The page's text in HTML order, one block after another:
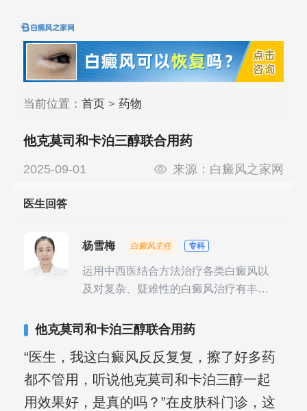
当前位置： 首页> 药物
他克莫司和卡泊三醇联合用药
2025-09-01 来源： 白癜风之家网
医生回答
杨雪梅 白癜风主任 专科
运用中西医结合方法治疗各类白癜风以
及对复杂、疑难性的白癜风治疗有丰富
合巩固用药的调理，并对白癜风患者的
导，全方位帮助患者康复。
他克莫司和卡泊三醇联合用药
“医生，我这白癜风反反复复，擦了好多药
都不管用，听说他克莫司和卡泊三醇一起
用效果好，是真的吗？”在皮肤科门诊，这